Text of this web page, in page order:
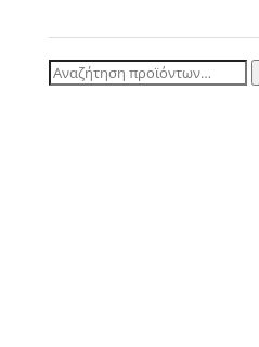
Αναζήτηση